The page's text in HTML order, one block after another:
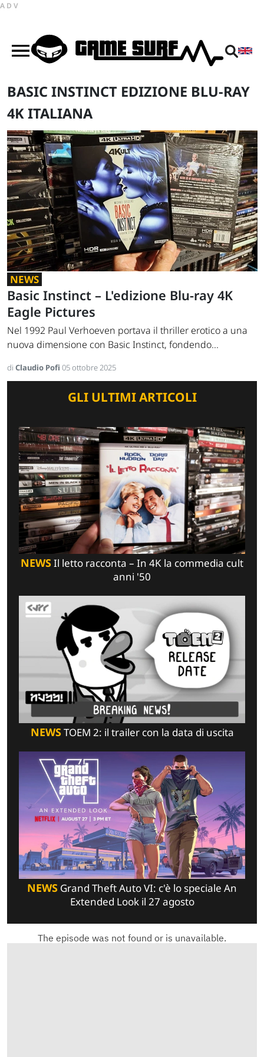
ADV
BASIC INSTINCT EDIZIONE BLU-RAY
4K ITALIANA
NEWS
Basic Instinct – L'edizione Blu-ray 4K
Eagle Pictures
Nel 1992 Paul Verhoeven portava il thriller erotico a una
nuova dimensione con Basic Instinct, fondendo...
di Claudio Pofi 05 ottobre 2025
GLI ULTIMI ARTICOLI
NEWSIl letto racconta – In 4K la commedia cult
anni '50
NEWSTOEM 2: il trailer con la data di uscita
NEWS Grand Theft Auto VI: c'è lo speciale An
Extended Look il 27 agosto